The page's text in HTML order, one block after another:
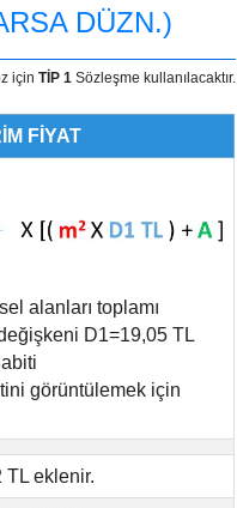
DÜZN.)
için TİP 1Sözleşme kullanılacaktır.
FİYAT
alanları toplamı
D1=19,05 TL
görüntülemek için
TL eklenir.